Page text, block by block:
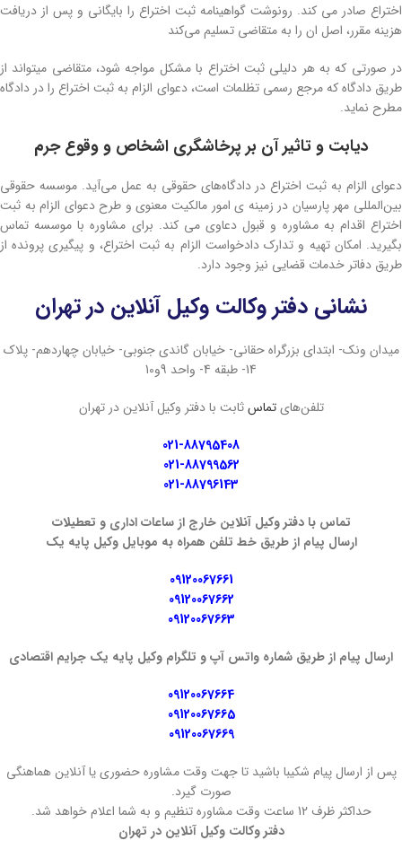
اختراع صادر می کند. رونوشت گواهینامه ثبت اختراع را بایگانی و پس از دریافت
هزینه مقرر، اصل ان را به متقاضی تسلیم می‌کند
در صورتی که به هر دلیلی ثبت اختراع با مشکل مواجه شود، متقاضی میتواند از
طریق دادگاه که مرجع رسمی تظلمات است، دعوای الزام به ثبت اختراع را در دادگاه
مطرح نماید.
دیابت و تاثیر آن بر پرخاشگری اشخاص و وقوع جرم
دعوای الزام به ثبت اختراع در دادگاه‌های حقوقی به عمل می‌آید. موسسه حقوقی
بین‌المللی مهر پارسیان در زمینه ی امور مالکیت معنوی و طرح دعوای الزام به ثبت
اختراع اقدام به مشاوره و قبول دعاوی می کند. برای مشاوره با موسسه تماس
بگیرید. امکان تهیه و تدارک دادخواست الزام به ثبت اختراع، و پیگیری پرونده از
طریق دفاتر خدمات قضایی نیز وجود دارد.
نشانی دفتر وکالت وکیل آنلاین در تهران
میدان ونک- ابتدای بزرگراه حقانی- خیابان گاندی جنوبی- خیابان چهاردهم- پلاک
14- طبقه 4- واحد 9و10
تلفن‌هایتماسثابت با دفتر وکیل آنلاین در تهران
021-88795408
021-88799562
021-88796143
تماس با دفتر وکیل آنلاین خارج از ساعات اداری و تعطیلات
ارسال پیام از طریق خط تلفن همراه به موبایل وکیل پایه یک
09120067661
09120067662
09120067663
ارسال پیام از طریق شماره واتس آپ و تلگرام وکیل پایه یک جرایم اقتصادی
09120067664
09120067665
09120067669
پس از ارسال پیام شکیبا باشید تا جهت وقت مشاوره حضوری یا آنلاین هماهنگی
صورت گیرد.
حداکثر ظرف 12 ساعت وقت مشاوره تنظیم و به شما اعلام خواهد شد.
دفتر وکالت وکیل آنلاین در تهران